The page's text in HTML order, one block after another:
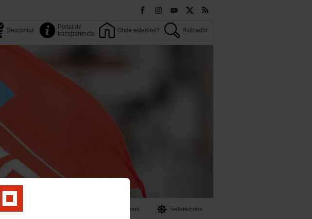
Descontos
Portal de
transparencia
Onde estamos? Buscador
Territorios
Federacións